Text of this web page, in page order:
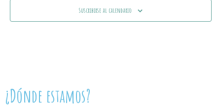
Suscribirse al calendario
¿Dónde estamos?